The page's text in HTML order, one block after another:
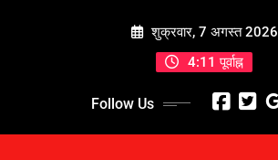
शुक्रवार, 7 अगस्त 2026
4:11 पूर्वाह्न
Follow Us